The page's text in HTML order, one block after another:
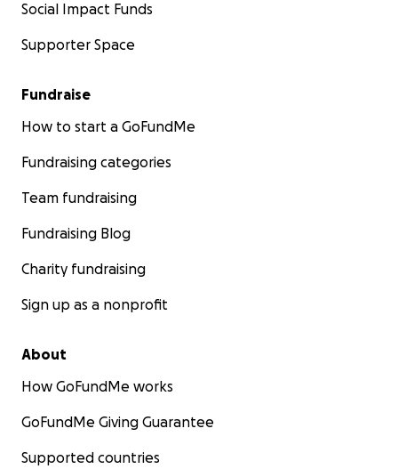
Social Impact Funds
Supporter Space
Fundraise
How to start a GoFundMe
Fundraising categories
Team fundraising
Fundraising Blog
Charity fundraising
Sign up as a nonprofit
About
How GoFundMe works
GoFundMe Giving Guarantee
Supported countries